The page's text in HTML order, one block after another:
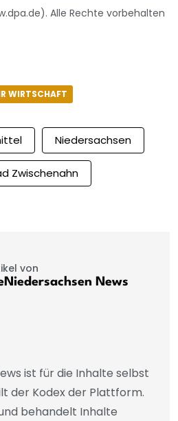
Alle Rechte vorbehalten
WIRTSCHAFT
Niedersachsen
Zwischenahn
von
News
ist für die Inhalte selbst
der Kodex der Plattform.
behandelt Inhalte